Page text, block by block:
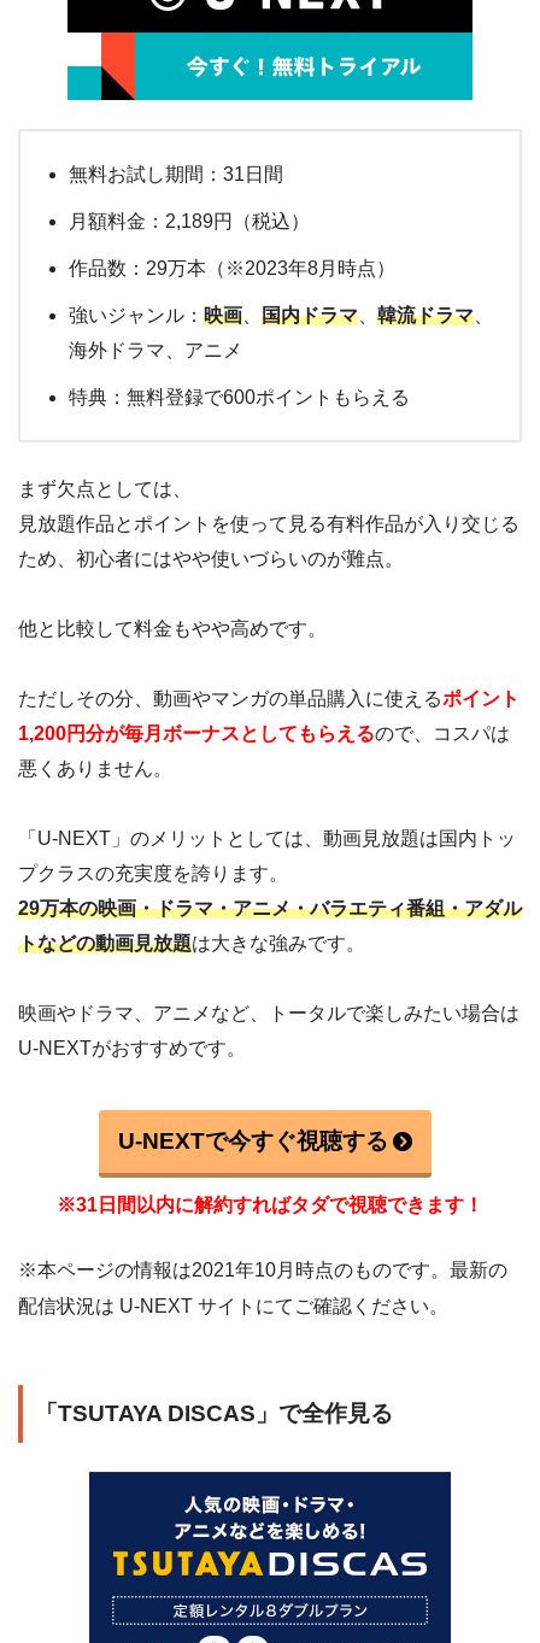
無料お試し期間：31日間
月額料金：2,189円（税込）
作品数：29万本（※2023年8月時点）
強いジャンル： 映画 国内ドラマ 韓流ドラマ
海外ドラマ、アニメ
特典：無料登録で600ポイントもらえる
まず欠点としては、
見放題作品とポイントを使って見る有料作品が入り交じる
ため、初心者にはやや使いづらいのが難点。
他と比較して料金もやや高めです。
ただしその分、動画やマンガの単品購入に使えるポイント
1,200円分が毎月ボーナスとしてもらえるので、コスパは
悪くありません。
「U-NEXT」のメリットとしては、動画見放題は国内トッ
プクラスの充実度を誇ります。
29万本の映画・ドラマ・アニメ・バラエティ番組・アダル
トなどの動画見放題は大きな強みです。
映画やドラマ、アニメなど、トータルで楽しみたい場合は
U-NEXTがおすすめです。
U-NEXTで今すぐ視聴する
※31日間以内に解約すればタダで視聴できます！
※本ページの情報は2021年10月時点のものです。最新の
配信状況は U-NEXT サイトにてご確認ください。
「TSUTAYA DISCAS」で全作見る